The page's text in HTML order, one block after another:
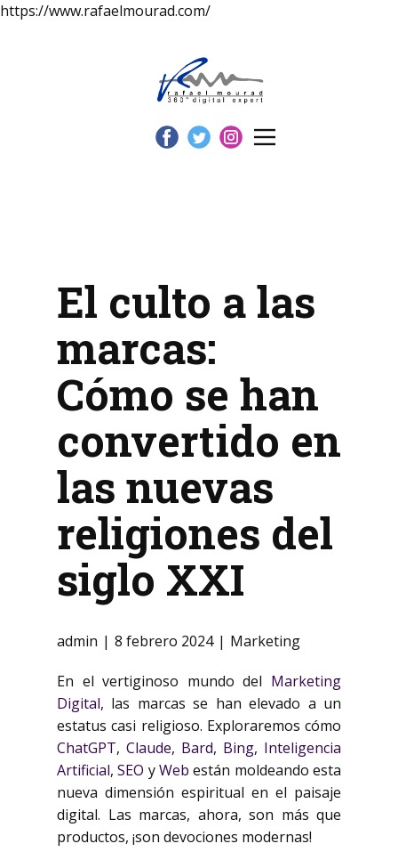
https://www.rafaelmourad.com/
El culto a las
marcas:
Cómo se han
convertido en
las nuevas
religiones del
siglo XXI
admin 8 febrero 2024 Marketing
En el vertiginoso mundo del Marketing
Digital, las marcas se han elevado a un
estatus casi religioso. Exploraremos cómo
ChatGPT, Claude, Bard, Bing, Inteligencia
Artificial,SEO yWeb están moldeando esta
nueva dimensión espiritual en el paisaje
digital. Las marcas, ahora, son más que
productos, ¡son devociones modernas!